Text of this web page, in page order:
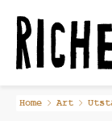
Skip
Home Art